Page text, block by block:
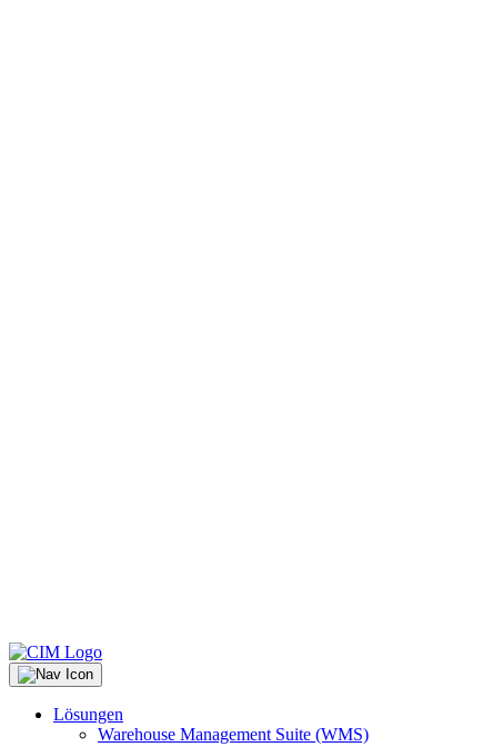
Lösungen
Warehouse Management Suite (WMS)